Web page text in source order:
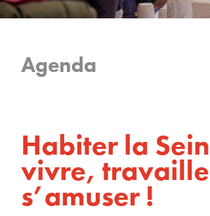
Agenda
Habiter la
vivre,
s’amuser !